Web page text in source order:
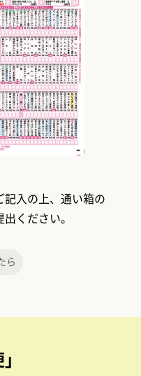
記入の上、通い箱の
ください。
ら